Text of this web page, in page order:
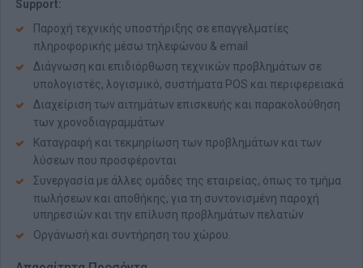
Support:
Παροχή τεχνικής υποστήριξης σε επαγγελματίες
πληροφορικής μέσω τηλεφώνου & email
Διάγνωση και επιδιόρθωση τεχνικών προβλημάτων σε
υπολογιστές, λογισμικό, συστήματα POS και περιφερειακά
Διαχείριση των αιτημάτων επισκευής και παρακολούθηση
των χρονοδιαγραμμάτων
Καταγραφή και τεκμηρίωση των προβλημάτων και των
λύσεων που προσφέρονται
Συνεργασία με άλλες ομάδες της εταιρείας, όπως το τμήμα
πωλήσεων και αποθήκης, για τη συντονισμένη παροχή
υπηρεσιών και την επίλυση προβλημάτων πελατών
Οργάνωσή και συντήρηση του χώρου.